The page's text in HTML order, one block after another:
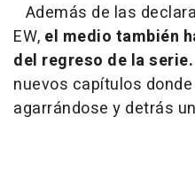
Además de las
EW, el medio también
del regreso de la serie.
nuevos capítulos
agarrándose y detrás